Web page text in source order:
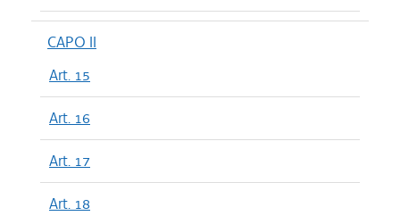
CAPO II
Art. 15
Art. 16
Art. 17
Art. 18